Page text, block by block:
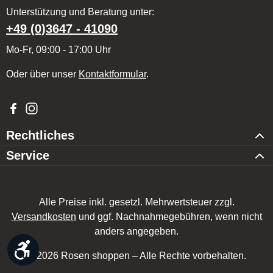
Unterstützung und Beratung unter:
+49 (0)3647 - 41090
Mo-Fr, 09:00 - 17:00 Uhr
Oder über unser Kontaktformular.
Besuche uns auf Facebook – öffnet in neuem Tab (externer
Schau auf Instagram vorbei – öffnet in neuem Tab
Rechtliches
Service
Alle Preise inkl. gesetzl. Mehrwertsteuer zzgl.
Versandkosten und ggf. Nachnahmegebühren, wenn nicht
anders angegeben.
Werkzeugleiste anzeigen